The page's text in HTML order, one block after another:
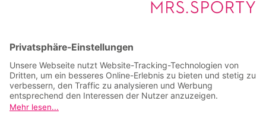
interessieren
Unsere FAQs